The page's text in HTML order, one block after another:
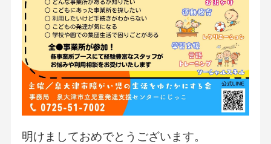
明けましておめでとうございます。